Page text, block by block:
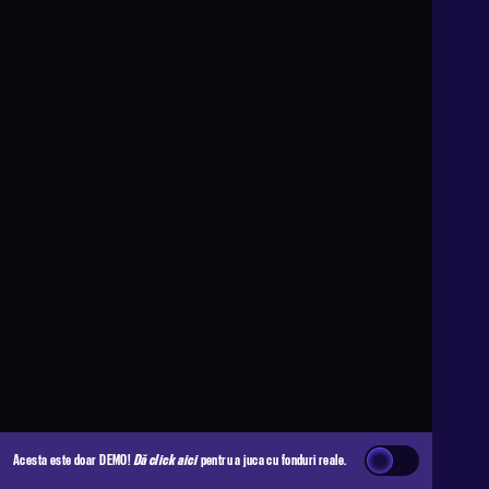
Acesta este doar DEMO!Dă click aicipentru a juca cu fonduri reale.